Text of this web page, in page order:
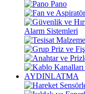
Pano
Alarm Sistemleri
AYDINLATMA